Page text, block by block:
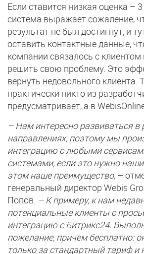
Если ставится низкая оценка –
система выражает сожаление,
результат не был достигнут, и
оставить контактные данные,
компании связалось с
решить свою проблему. Это
вернуть недовольного клиента.
практически никто из
предусматривает, а в
– Нам интересно развиваться в
направлениях, поэтому мы
интеграцию с любыми
системами, если это нужно
этом наше преимущество, –
генеральный директор Webis
Попов. – К примеру, к нам
потенциальные клиенты с
интеграцию с Битрикс24.
пожелание, причем бесплатно:
только за стандартный тариф и